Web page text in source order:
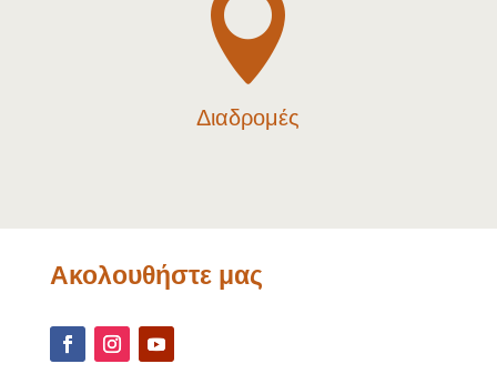

Διαδρομές
Ακολουθήστε μας